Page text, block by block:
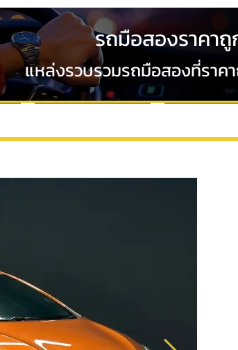
รถมือสองราคาถู
แหล่งรวบรวมรถมือสองที่ราค